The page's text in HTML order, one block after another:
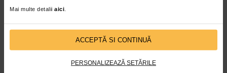
Mai multe detalii aici
ACCEPTĂ SI CONTINUĂ
PERSONALIZEAZĂ SETĂRILE